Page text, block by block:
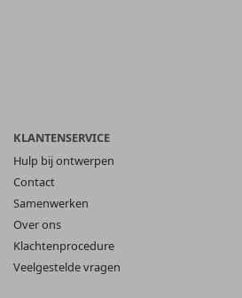
KLANTENSERVICE
Hulp bij ontwerpen
Contact
Samenwerken
Over ons
Klachtenprocedure
Veelgestelde vragen